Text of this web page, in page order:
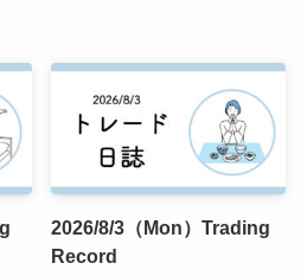
2026/8/3（Mon）Trading
Record